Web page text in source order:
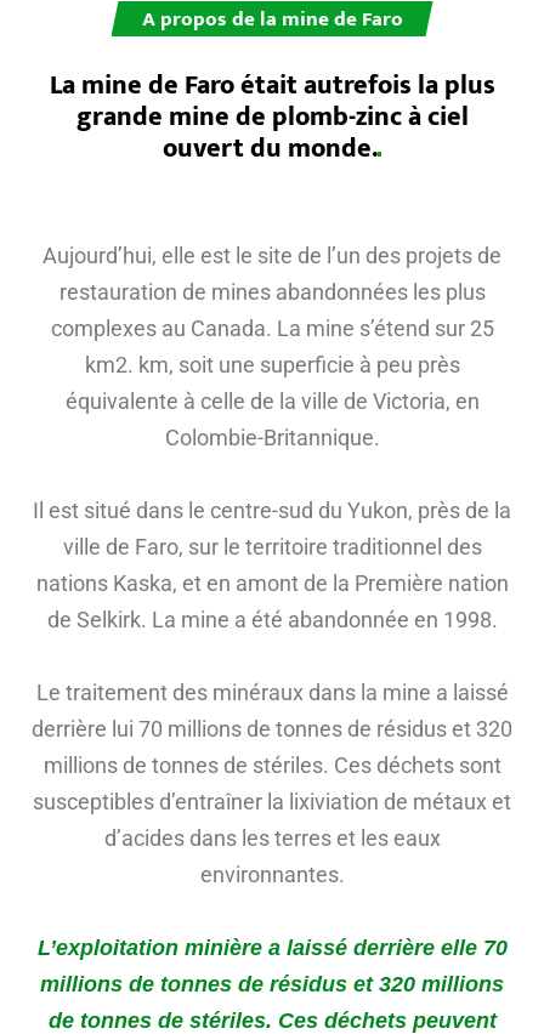
A propos de la mine de Faro
La mine de Faro était autrefois la plus
grande mine de plomb-zinc à ciel
ouvert dumonde.
Aujourd’hui, elle est le site de l’un des projets de
restauration de mines abandonnées les plus
complexes au Canada. La mine s’étend sur 25
km2. km, soit une superficie à peu près
équivalente à celle de la ville de Victoria, en
Colombie-Britannique.
Il est situé dans le centre-sud du Yukon, près de la
ville de Faro, sur le territoire traditionnel des
nations Kaska, et en amont de la Première nation
de Selkirk. La mine a été abandonnée en 1998.
Le traitement des minéraux dans la mine a laissé
derrière lui 70 millions de tonnes de résidus et 320
millions de tonnes de stériles. Ces déchets sont
susceptibles d’entraîner la lixiviation de métaux et
d’acides dans les terres et les eaux
environnantes.
L’exploitation minière a laissé derrière elle 70
millions de tonnes de résidus et 320 millions
de tonnes de stériles. Ces déchets peuvent